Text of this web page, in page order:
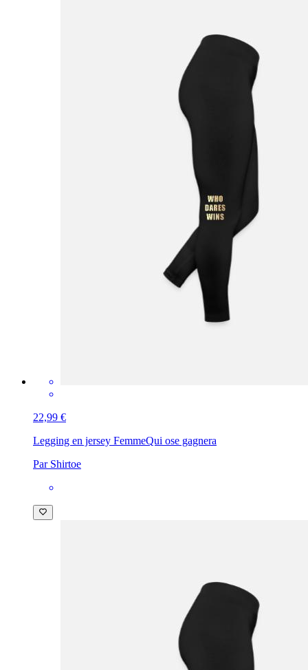
22,99 €
Legging en jersey FemmeQui ose gagnera
Par Shirtoe